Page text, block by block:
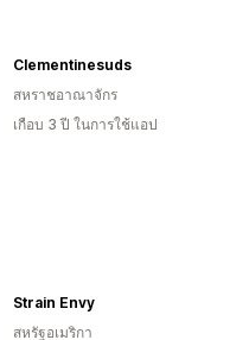
Clementinesuds
สหราชอาณาจักร
เกือบ 3 ปี ในการใช้แอป
Strain Envy
สหรัฐอเมริกา